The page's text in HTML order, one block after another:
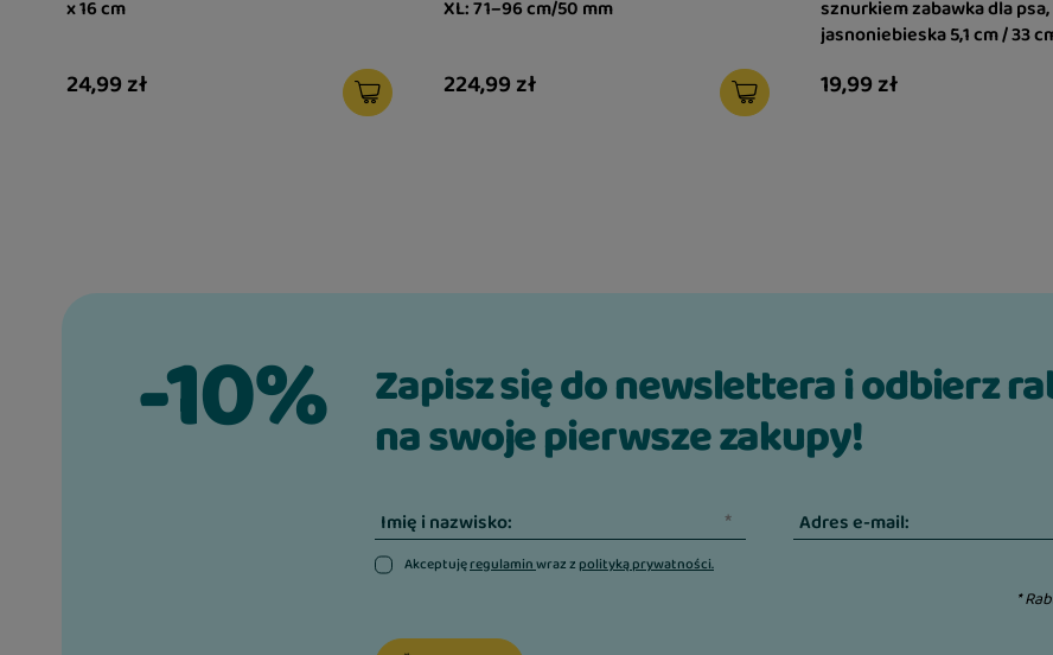
x 16 cm
24,99 zł
XL: 71–96 cm/50 mm
224,99 zł
sznurkiem zabawka dla psa,
jasnoniebieska 5,1 cm / 33
19,99 zł
-10% Zapisz się do newslettera i odbierz
na swoje pierwsze zakupy!
Imię i nazwisko: Adres e-mail:
Akceptujęregulaminwraz zpolityką prywatności.
*